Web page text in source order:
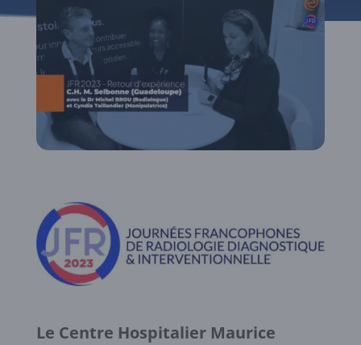
Le Centre Hospitalier Maurice